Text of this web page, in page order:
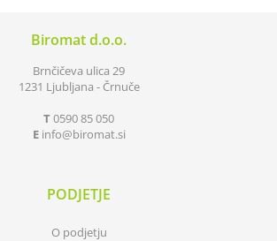
Biromat d.o.o.
Brnčičeva ulica 29
1231 Ljubljana - Črnuče
T0590 85 050
E info biromat.si
PODJETJE
O podjetju